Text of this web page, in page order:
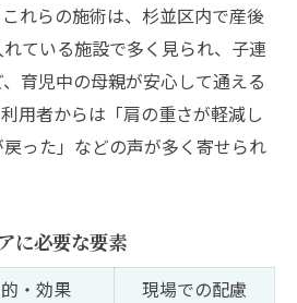
れらの施術は、杉並区内で産後
ている施設で多く見られ、子連
育児中の母親が安心して通える
用者からは「肩の重さが軽減し
った」などの声が多く寄せられ
に必要な要素
・効果
現場での配慮